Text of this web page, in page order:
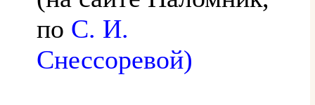
по С. И.
Снессоревой)